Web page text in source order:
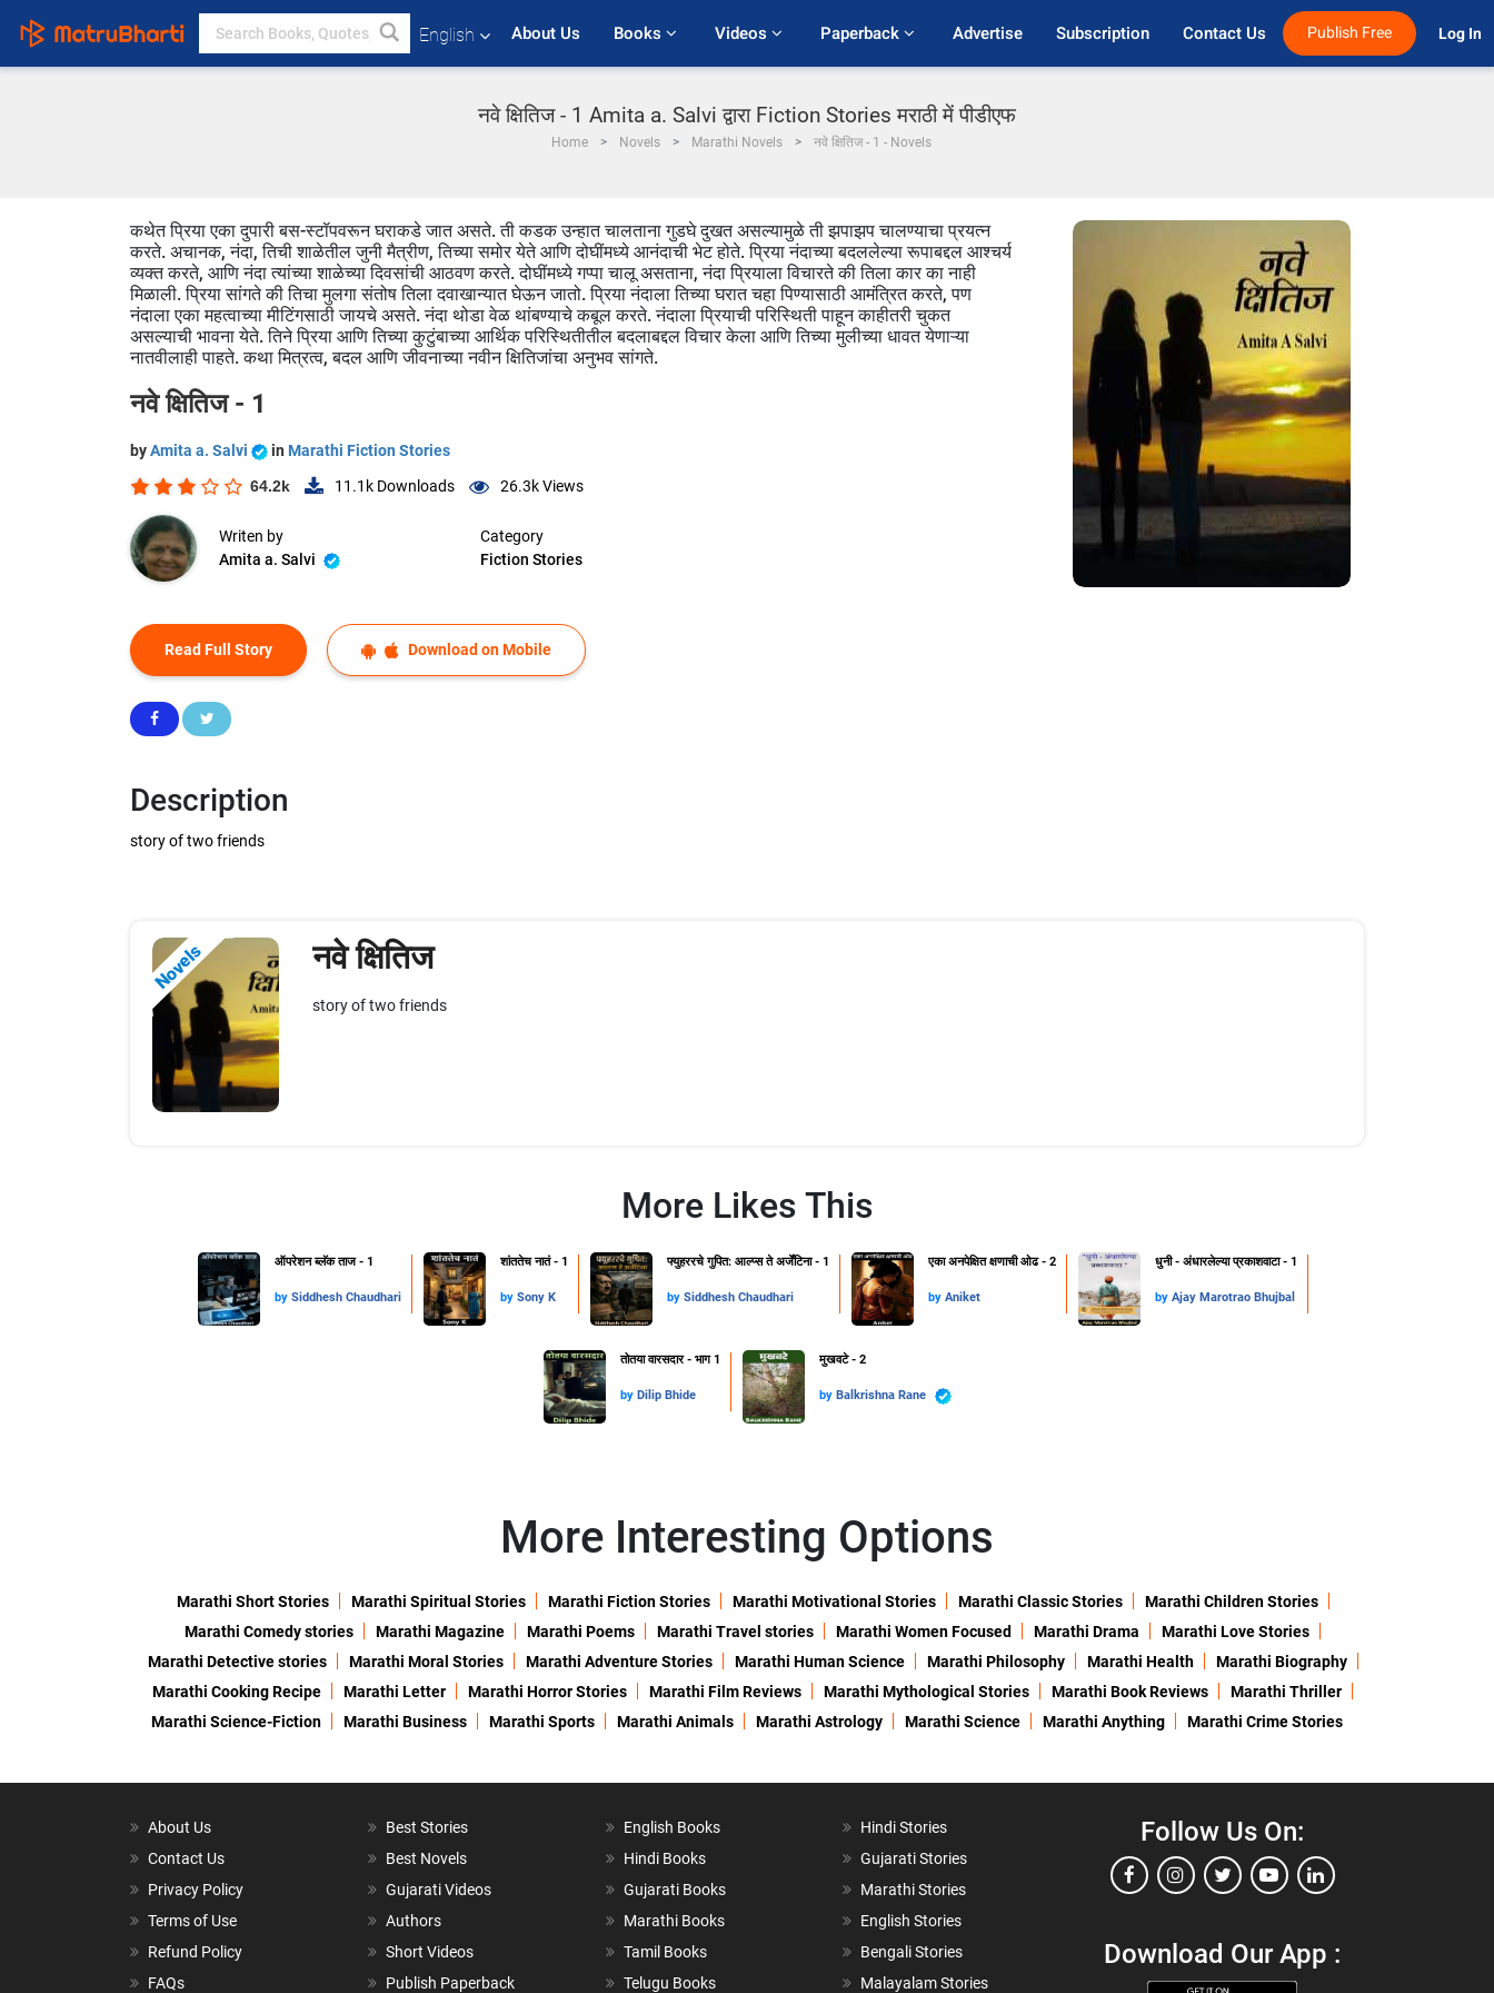
English About Us Books Videos Paperback Advertise Subscription Contact Us Publish Free Log In
नवे क्षितिज - 1 Amita a. Salvi द्वारा Fiction Stories मराठी में पीडीएफ
Home Novels Marathi Novels नवे क्षितिज - 1 - Novels
कथेत प्रिया एका दुपारी बस-स्टॉपवरून घराकडे जात असते. ती कडक उन्हात चालताना गुडघे दुखत असल्यामुळे ती झपाझप चालण्याचा प्रयत्न
करते. अचानक, नंदा, तिची शाळेतील जुनी मैत्रीण, तिच्या समोर येते आणि दोघींमध्ये आनंदाची भेट होते. प्रिया नंदाच्या बदललेल्या रूपाबद्दल आश्चर्य
व्यक्त करते, आणि नंदा त्यांच्या शाळेच्या दिवसांची आठवण करते. दोघींमध्ये गप्पा चालू असताना, नंदा प्रियाला विचारते की तिला कार का नाही
मिळाली. प्रिया सांगते की तिचा मुलगा संतोष तिला दवाखान्यात घेऊन जातो. प्रिया नंदाला तिच्या घरात चहा पिण्यासाठी आमंत्रित करते, पण
नंदाला एका महत्वाच्या मीटिंगसाठी जायचे असते. नंदा थोडा वेळ थांबण्याचे कबूल करते. नंदाला प्रियाची परिस्थिती पाहून काहीतरी चुकत
असल्याची भावना येते. तिने प्रिया आणि तिच्या कुटुंबाच्या आर्थिक परिस्थितीतील बदलाबद्दल विचार केला आणि तिच्या मुलीच्या धावत येणाऱ्या
नातवीलाही पाहते. कथा मित्रत्व, बदल आणि जीवनाच्या नवीन क्षितिजांचा अनुभव सांगते.
नवे क्षितिज - 1
byAmita a. Salvi in Marathi Fiction Stories
64.2k 11.1k Downloads 26.3kViews
Writen by
Amita a. Salvi
Category
Fiction Stories
Read Full Story Download on Mobile
Description
story of two friends
Novels नवे क्षितिज
story of two friends
More Likes This
ऑपरेशन ब्लॅक ताज - 1
by Siddhesh Chaudhari
शांततेच नातं - 1
by Sony K
फ्युहररचे गुपित: आल्प्स ते अर्जेंटिना - 1
by Siddhesh Chaudhari
एका अनपेक्षित क्षणाची ओढ - 2
by Aniket
धुनी - अंधारलेल्या प्रकाशवाटा - 1
by Ajay Marotrao Bhujbal
तोतया वारसदार - भाग 1
by Dilip Bhide
मुखवटे - 2
by Balkrishna Rane
More Interesting Options
Marathi Short Stories Marathi Spiritual Stories Marathi Fiction Stories Marathi Motivational Stories Marathi Classic Stories
Marathi Children Stories
Marathi Comedy stories
Marathi Magazine Marathi Poems Marathi Travel stories Marathi Women Focused Marathi Drama
Marathi Love Stories
Marathi Detective stories
Marathi Moral Stories Marathi Adventure Stories Marathi Human Science Marathi Philosophy Marathi Health
Marathi Biography
Marathi Cooking Recipe
Marathi Letter Marathi Horror Stories Marathi Film Reviews Marathi Mythological Stories Marathi Book Reviews
Marathi Thriller
Marathi Science-Fiction
Marathi Business Marathi Sports Marathi Animals Marathi Astrology Marathi Science Marathi Anything Marathi Crime Stories
About Us
Contact Us
Privacy Policy
Terms of Use
Refund Policy
FAQs
Best Stories
Best Novels
Gujarati Videos
Authors
Short Videos
Publish Paperback
English Books
Hindi Books
Gujarati Books
Marathi Books
Tamil Books
Telugu Books
Hindi Stories
Gujarati Stories
Marathi Stories
English Stories
Bengali Stories
Malayalam Stories
Follow Us On:
Download Our App :